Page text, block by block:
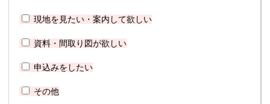
現地を見たい・案内して欲しい
資料・間取り図が欲しい
申込みをしたい
その他